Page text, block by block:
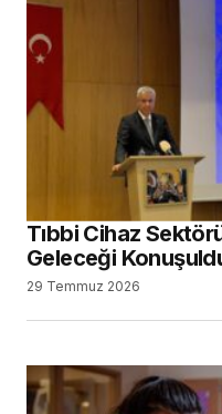
Tıbbi Cihaz
Geleceği
29 Temmuz 2026